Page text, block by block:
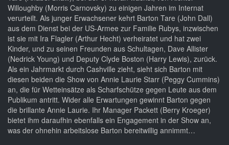
Willoughby (Morris Carnovsky) zu einigen Jahren im Internat
verurteilt. Als junger Erwachsener kehrt Barton Tare (John Dall)
aus dem Dienst bei der US-Armee zur Familie Rubys, inzwischen
ist sie mit Ira Flagler (Arthur Hecht) verheiratet und hat zwei
Kinder, und zu seinen Freunden aus Schultagen, Dave Allister
(Nedrick Young) und Deputy Clyde Boston (Harry Lewis), zurück.
Als ein Jahrmarkt durch Cashville zieht, sieht sich Barton mit
diesen beiden die Show von Annie Laurie Starr (Peggy Cummins)
an, die für Wetteinsätze als Scharfschütze gegen Leute aus dem
Publikum antritt. Wider alle Erwartungen gewinnt Barton gegen
die brillante Annie Laurie. Ihr Manager Packett (Berry Kroeger)
bietet ihm daraufhin ebenfalls ein Engagement in der Show an,
was der ohnehin arbeitslose Barton bereitwillig annimmt…